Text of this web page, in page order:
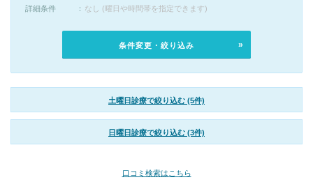
詳細条件
なし (曜日や時間帯を指定できます)
条件変更・絞り込み
土曜日診療で絞り込む (5件)
日曜日診療で絞り込む (3件)
口コミ検索はこちら